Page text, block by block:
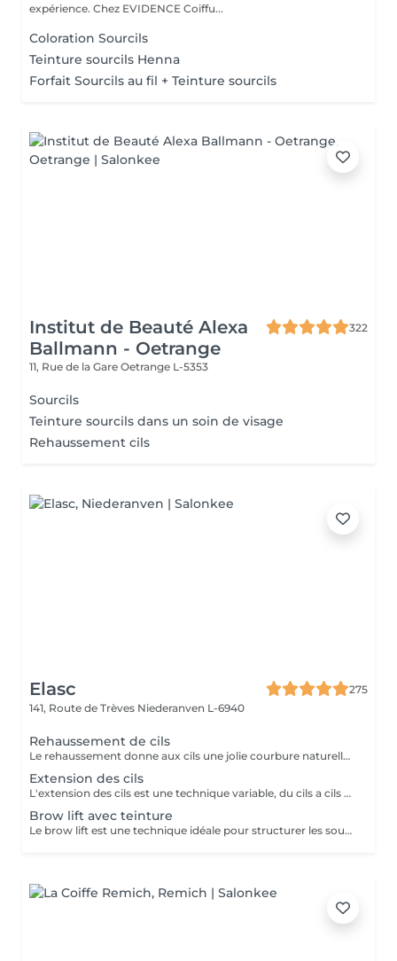
expérience. Chez EVIDENCE Coiffu...
Coloration Sourcils
Teinture sourcils Henna
Forfait Sourcils au fil + Teinture sourcils
Institut de Beauté Alexa
Ballmann - Oetrange
322
11, Rue de la Gare Oetrange L-5353
Sourcils
Teinture sourcils dans un soin de visage
Rehaussement cils
Elasc
275
141, Route de Trèves Niederanven L-6940
Rehaussement de cils
Le rehaussement donne aux cils une jolie courbure naturelle afin d'ouvrir le regard. La kératine apporte aux cils résistance, solidité et vitalité. Misencil est une gamme de produits spécifique pour le contour de l'oeil. Tenue : environ 5 semaines.
Extension des cils
L'extension des cils est une technique variable, du cils a cils pour un effect très discret. Le 2D un effect naturel mais plus dense et le 3D va donner un effect volume. Nous proposons après chaque pose complète au deuxième rendez-vous de faire un remplissage par contre a votre troisième passage de faire une dépose suivi d'une pose complète afin de ne pas abîmer vos cils et d'avoir toujours un résultat parfait. Pour celle encore hésitante ou ayant peur d'être allergique on vous propose de réserver un entretien préalable afin d'en discuter ensemble et de vous mettre quel que cils pour que vous puissiez voir comment vous réagissez.
Brow lift avec teinture
Le brow lift est une technique idéale pour structurer les sourcils ainsi que pour les rendre plus volumineux. Tenue : environ 5 semaines.